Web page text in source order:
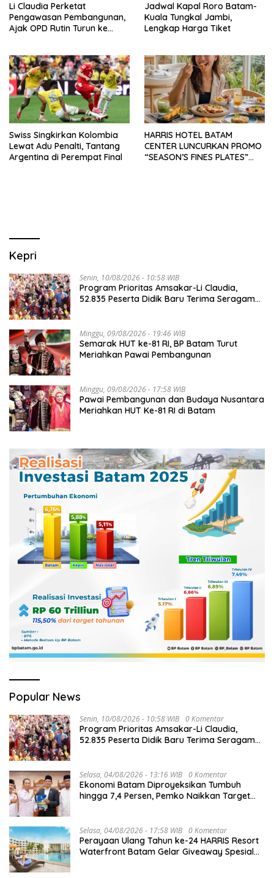
Li Claudia Perketat
Pengawasan Pembangunan,
Ajak OPD Rutin Turun ke
Jadwal Kapal Roro Batam-
Kuala Tungkal Jambi,
Lengkap Harga Tiket
Swiss Singkirkan Kolombia
Lewat Adu Penalti, Tantang
Argentina di Perempat Final
HARRIS HOTEL BATAM
CENTER LUNCURKAN PROMO
“SEASON’S FINES PLATES”
Kepri
Senin, 10/08/2026 - 10:58 WIB
Program Prioritas Amsakar-Li Claudia,
52.835 Peserta Didik Baru Terima Seragam
Minggu, 09/08/2026 - 19:46 WIB
Semarak HUT ke-81 RI, BP Batam Turut
Meriahkan Pawai Pembangunan
Minggu, 09/08/2026 - 17:58 WIB
Pawai Pembangunan dan Budaya Nusantara
Meriahkan HUT Ke-81 RI di Batam
Popular News
Senin, 10/08/2026 - 10:58 WIB 0 Komentar
Program Prioritas Amsakar-Li Claudia,
52.835 Peserta Didik Baru Terima Seragam
Selasa, 04/08/2026 - 13:16 WIB 0 Komentar
Ekonomi Batam Diproyeksikan Tumbuh
hingga 7,4 Persen, Pemko Naikkan Target
Selasa, 04/08/2026 - 17:58 WIB 0 Komentar
Perayaan Ulang Tahun ke-24 HARRIS Resort
Waterfront Batam Gelar Giveaway Spesial